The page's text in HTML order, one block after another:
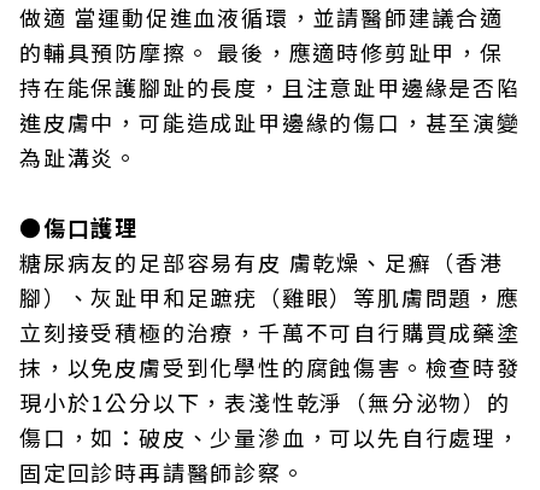
做適 當運動促進血液循環，並請醫師建議合適
的輔具預防摩擦。 最後，應適時修剪趾甲，保
持在能保護腳趾的長度，且注意趾甲邊緣是否陷
進皮膚中，可能造成趾甲邊緣的傷口，甚至演變
為趾溝炎。
●傷口護理
糖尿病友的足部容易有皮 膚乾燥、足癬（香港
腳）、灰趾甲和足蹠疣（雞眼）等肌膚問題，應
立刻接受積極的治療，千萬不可自行購買成藥塗
抹，以免皮膚受到化學性的腐蝕傷害。檢查時發
現小於1公分以下，表淺性乾淨（無分泌物）的
傷口，如：破皮、少量滲血，可以先自行處理，
固定回診時再請醫師診察。